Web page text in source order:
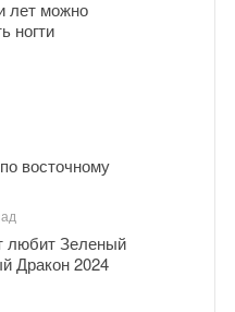
лет можно
ногти
восточному
любит Зеленый
Дракон 2024